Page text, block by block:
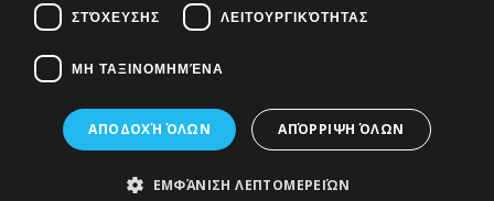
Αξιολογήστε μας στη
ΣΥΜΒΟΥΛΕΥΤΙΚΕΣ
ΣΤΌΧΕΥΣΗΣ ΛΕΙΤΟΥΡΓΙΚΌΤΗΤΑΣ
ΜΗ ΤΑΞΙΝΟΜΗΜΈΝΑ
ΑΠΟΔΟΧΉ ΌΛΩΝ ΑΠΌΡΡΙΨΗ ΌΛΩΝ
ΕΜΦΆΝΙΣΗ ΛΕΠΤΟΜΕΡΕΙΏΝ